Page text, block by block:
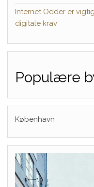
Internet Odder er
digitale krav
Populære
København